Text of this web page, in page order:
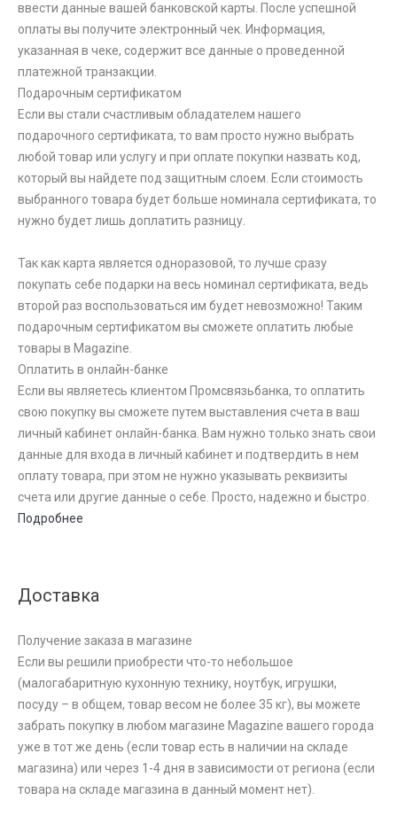
ввести данные вашей банковской карты. После успешной
оплаты вы получите электронный чек. Информация,
указанная в чеке, содержит все данные о проведенной
платежной транзакции.
Подарочным сертификатом
Если вы стали счастливым обладателем нашего
подарочного сертификата, то вам просто нужно выбрать
любой товар или услугу и при оплате покупки назвать код,
который вы найдете под защитным слоем. Если стоимость
выбранного товара будет больше номинала сертификата, то
нужно будет лишь доплатить разницу.
Так как карта является одноразовой, то лучше сразу
покупать себе подарки на весь номинал сертификата, ведь
второй раз воспользоваться им будет невозможно! Таким
подарочным сертификатом вы сможете оплатить любые
товары в Magazine.
Оплатить в онлайн-банке
Если вы являетесь клиентом Промсвязьбанка, то оплатить
свою покупку вы сможете путем выставления счета в ваш
личный кабинет онлайн-банка. Вам нужно только знать свои
данные для входа в личный кабинет и подтвердить в нем
оплату товара, при этом не нужно указывать реквизиты
счета или другие данные о себе. Просто, надежно и быстро.
Подробнее
Доставка
Получение заказа в магазине
Если вы решили приобрести что-то небольшое
(малогабаритную кухонную технику, ноутбук, игрушки,
посуду – в общем, товар весом не более 35 кг), вы можете
забрать покупку в любом магазине Magazine вашего города
уже в тот же день (если товар есть в наличии на складе
магазина) или через 1-4 дня в зависимости от региона (если
товара на складе магазина в данный момент нет).